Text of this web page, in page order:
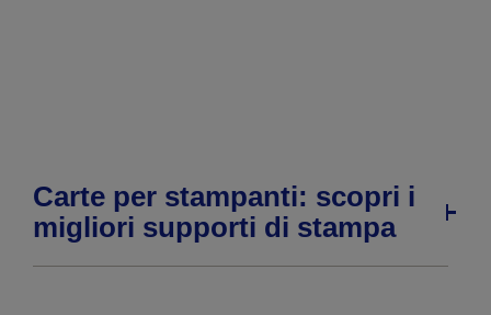
Carte per stampanti: scopri i
migliori supporti di stampa